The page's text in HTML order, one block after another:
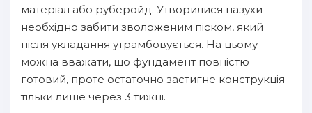
матеріал або руберойд. Утворилися пазухи
необхідно забити зволоженим піском, який
після укладання утрамбовується. На цьому
можна вважати, що фундамент повністю
готовий, проте остаточно застигне конструкція
тільки лише через 3 тижні.